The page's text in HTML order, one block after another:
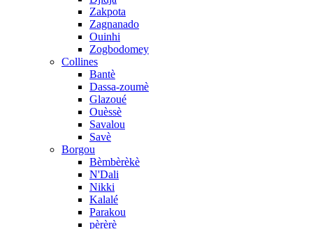
Zakpota
Zagnanado
Ouinhi
Zogbodomey
Collines
Bantè
Dassa-zoumè
Glazoué
Ouèssè
Savalou
Savè
Borgou
Bèmbèrèkè
N'Dali
Nikki
Kalalé
Parakou
pèrèrè